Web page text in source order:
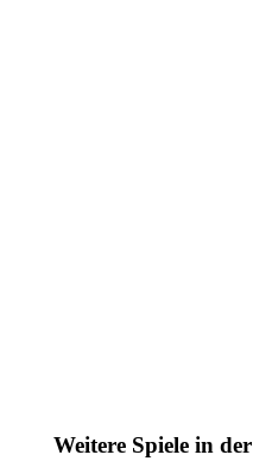
Weitere Spiele in der